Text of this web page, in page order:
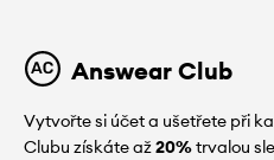
Answear Club
Vytvořte si účet a ušetřete při
Clubu získáte až20%trvalou